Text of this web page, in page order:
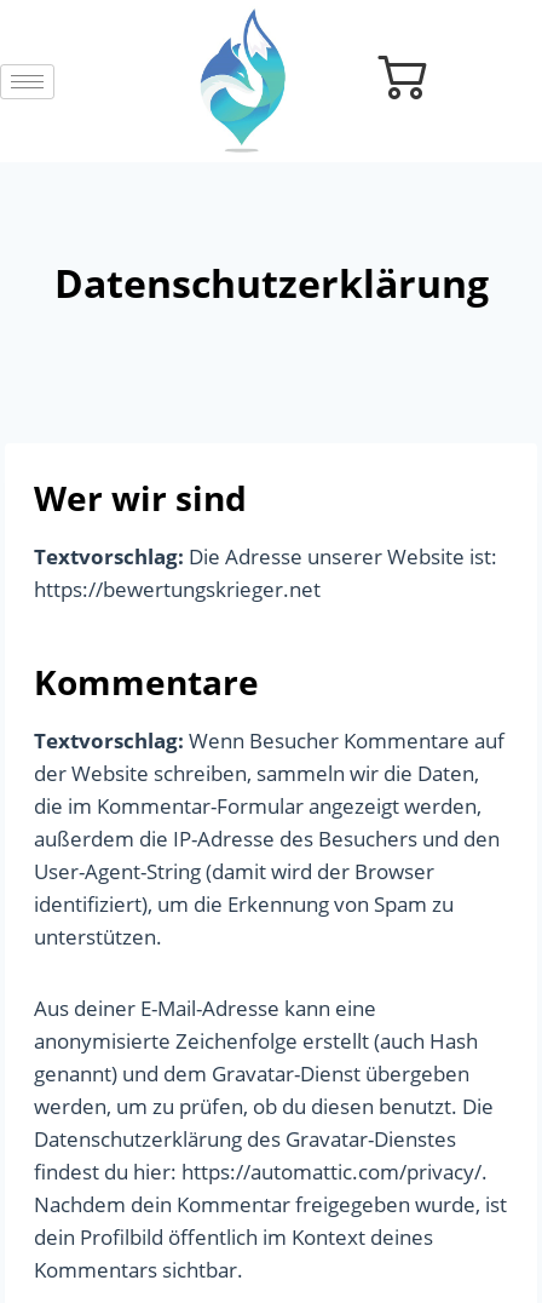
Datenschutzerklärung
Wer wir sind
Textvorschlag: Die Adresse unserer Website ist:
https://bewertungskrieger.net
Kommentare
Textvorschlag: Wenn Besucher Kommentare auf
der Website schreiben, sammeln wir die Daten,
die im Kommentar-Formular angezeigt werden,
außerdem die IP-Adresse des Besuchers und den
User-Agent-String (damit wird der Browser
identifiziert), um die Erkennung von Spam zu
unterstützen.
Aus deiner E-Mail-Adresse kann eine
anonymisierte Zeichenfolge erstellt (auch Hash
genannt) und dem Gravatar-Dienst übergeben
werden, um zu prüfen, ob du diesen benutzt. Die
Datenschutzerklärung des Gravatar-Dienstes
findest du hier: https://automattic.com/privacy/.
Nachdem dein Kommentar freigegeben wurde, ist
dein Profilbild öffentlich im Kontext deines
Kommentars sichtbar.